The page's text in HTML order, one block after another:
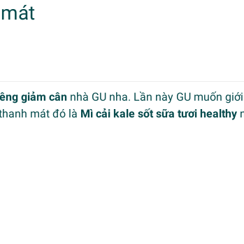
giảm cân nhà GU nha. Lần này GU muốn
mát đó là Mì cải kale sốt sữa tươi healthy